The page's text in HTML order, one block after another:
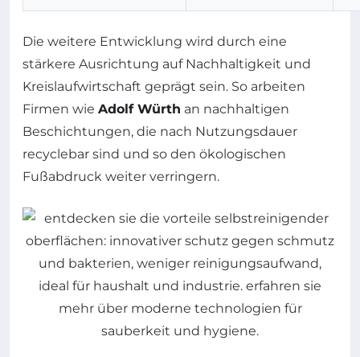
Die weitere Entwicklung wird durch eine
stärkere Ausrichtung auf Nachhaltigkeit und
Kreislaufwirtschaft geprägt sein. So arbeiten
Firmen wie Adolf Würth an nachhaltigen
Beschichtungen, die nach Nutzungsdauer
recyclebar sind und so den ökologischen
Fußabdruck weiter verringern.